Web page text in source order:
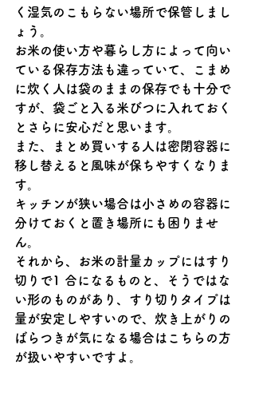
く湿気のこもらない場所で保管しまし
ょう。
お米の使い方や暮らし方によって向い
ている保存方法も違っていて、こまめ
に炊く人は袋のままの保存でも十分で
すが、袋ごと入る米びつに入れておく
とさらに安心だと思います。
また、まとめ買いする人は密閉容器に
移し替えると風味が保ちやすくなりま
す。
キッチンが狭い場合は小さめの容器に
分けておくと置き場所にも困りませ
ん。
それから、お米の計量カップにはすり
切りで1 合になるものと、そうではな
い形のものがあり、すり切りタイプは
量が安定しやすいので、炊き上がりの
ばらつきが気になる場合はこちらの方
が扱いやすいですよ。